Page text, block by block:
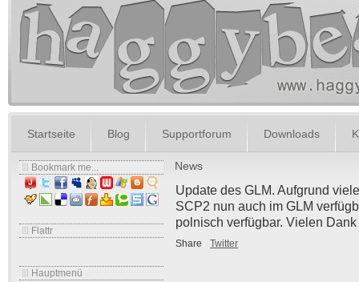
Startseite Blog Supportforum Downloads
Bookmark me...
Flattr
Hauptmenü
News
Update des GLM. Aufgrund
SCP2 nun auch im GLM
polnisch verfügbar. Vielen
Share Twitter